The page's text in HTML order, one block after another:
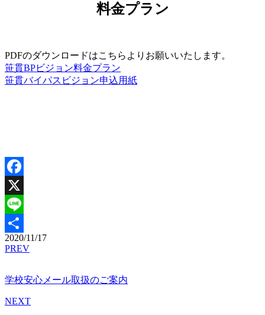
料金プラン
PDFのダウンロードはこちらよりお願いいたします。
笹貫BPビジョン料金プラン
笹貫バイパスビジョン申込用紙
Facebook
X
Line
共
2020/11/17
PREV
学校安心メール取扱のご案内
NEXT